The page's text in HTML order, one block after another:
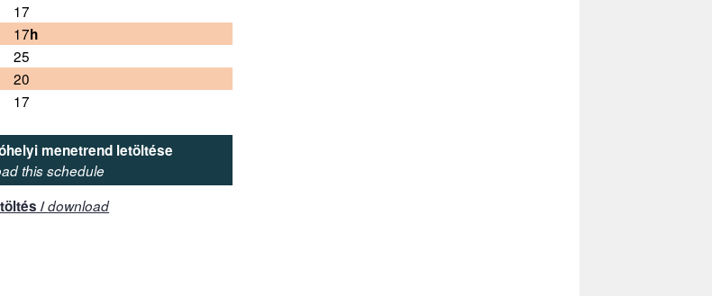
17
17h
25
20
17
menetrend letöltése
this schedule
/download